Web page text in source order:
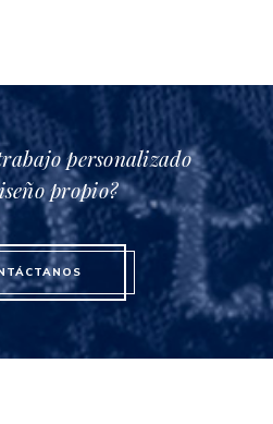
producto
personalizado
propio?